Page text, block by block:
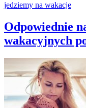
jedziemy na wakacje
Odpowiednie
wakacyjnych